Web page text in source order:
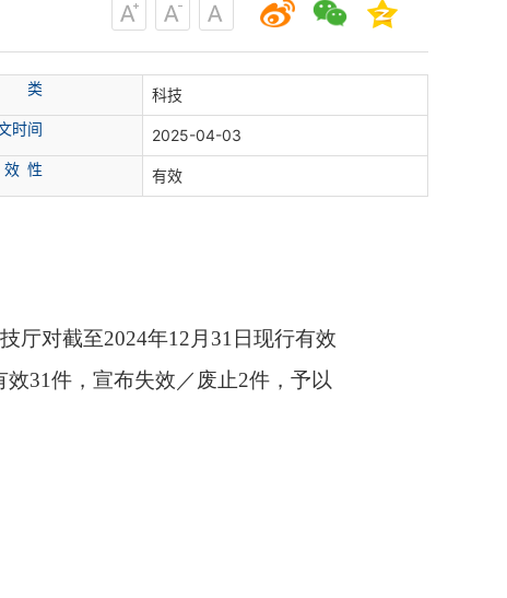
类
科技
时间
2025-04-03
性 有效
厅对截至2024年12月31日现行有效
31件，宣布失效／废止2件，予以